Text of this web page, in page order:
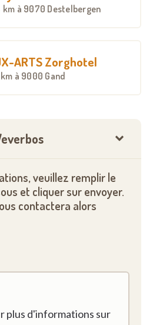
km à 9070 Destelbergen
ARTS Zorghotel
à 9000 Gand
veuillez remplir le
et cliquer sur envoyer.
contactera alors